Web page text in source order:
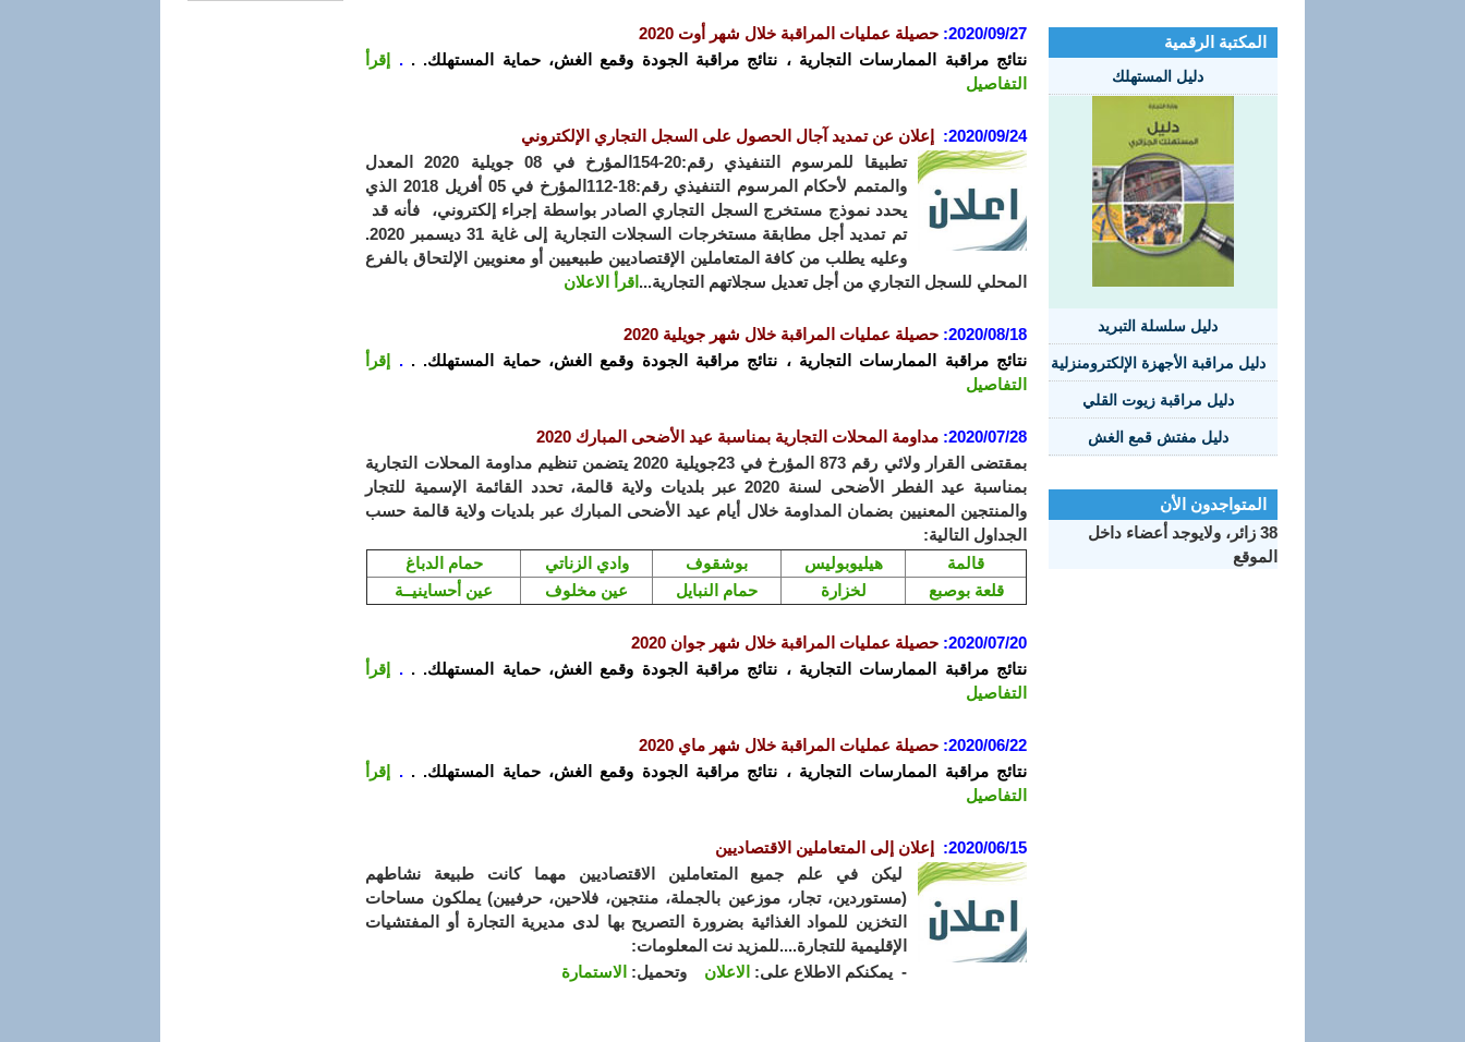
المكتبة الرقمية
دليل المستهلك
دليل سلسلة التبريد
دليل مراقبة الأجهزة الإلكترومنزلية
دليل مراقبة زيوت القلي
دليل مفتش قمع الغش
المتواجدون الأن
38 زائر، ولايوجد أعضاء داخل
الموقع
2020/09/27
: حصيلة عمليات المراقبة خلال شهر أوت 2020
نتائج مراقبة الممارسات التجارية ، نتائج مراقبة الجودة وقمع الغش، حماية المستهلك. . .
إقرأ
التفاصيل
2020/09/24
:
إعلان عن تمديد آجال الحصول على السجل التجاري الإلكتروني
تطبيقا للمرسوم التنفيذي رقم:20-154المؤرخ في 08 جويلية 2020 المعدل
والمتمم لأحكام المرسوم التنفيذي رقم:18-112المؤرخ في 05 أفريل 2018 الذي
يحدد نموذج مستخرج السجل التجاري الصادر بواسطة إجراء إلكتروني، فأنه قد
تم تمديد أجل مطابقة مستخرجات السجلات التجارية إلى غاية 31 ديسمبر 2020.
وعليه يطلب من كافة المتعاملين الإقتصاديين طبيعيين أو معنويين الإلتحاق بالفرع
المحلي للسجل التجاري من أجل تعديل سجلاتهم التجارية... اقرأ الاعلان
2020/08/18
: حصيلة عمليات المراقبة خلال شهر جويلية 2020
نتائج مراقبة الممارسات التجارية ، نتائج مراقبة الجودة وقمع الغش، حماية المستهلك. . .
إقرأ
التفاصيل
2020/07/28
: مداومة المحلات التجارية بمناسبة عيد الأضحى المبارك 2020
بمقتضى ال
قرار ولائي رقم 873 المؤرخ في 23جويلية 2020 يتضمن تنظيم مداومة المحلات التجارية
بمناسبة عيد الفطر الأضحى لسنة 2020 عبر بلديات ولاية قالمة، تحدد القائمة الإسمية للتجار
والمنتجين المعنيين بضمان المداومة خلال أيام عيد الأضحى المبارك عبر بلديات ولاية قالمة حسب
الجداول التالية:
حمام الدباغ
وادي الزناتي بوشقوف هيليوبوليس
قالمة
عين أحساينيــة
عين مخلوف حمام النبايل لخزارة قلعة بوصبع
2020/07/20
: حصيلة عمليات المراقبة خلال شهر جوان 2020
نتائج مراقبة الممارسات التجارية ، نتائج مراقبة الجودة وقمع الغش، حماية المستهلك. . .
إقرأ
التفاصيل
2020/06/22
: حصيلة عمليات المراقبة خلال شهر ماي 2020
نتائج مراقبة الممارسات التجارية ، نتائج مراقبة الجودة وقمع الغش، حماية المستهلك. . .
إقرأ
التفاصيل
2020/06/15
:
إعلان إلى المتعاملين الاقتصاديين
ليكن في علم جميع المتعاملين الاقتصاديين مهما كانت طبيعة نشاطهم
(مستوردين، تجار، موزعين بالجملة، منتجين، فلاحين، حرفيين) يملكون مساحات
التخزين للمواد الغذائية بضرورة التصريح بها لدى مديرية التجارة أو المفتشيات
الإقليمية للتجارة....للمزيد نت المعلومات:
- يمكنكم الاطلاع على: الاعلان وتحميل: الاستمارة